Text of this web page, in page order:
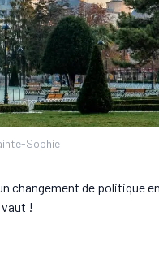
Sophie
changement de politique
!